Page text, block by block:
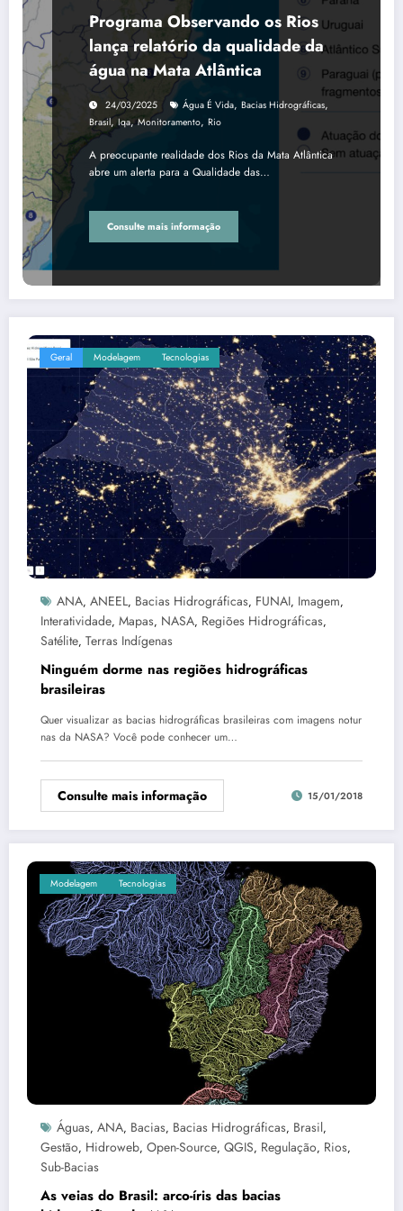
Programa Observando os Rios
lança relatório da qualidade da
água na Mata Atlântica
24/03/2025 Água É Vida, Bacias Hidrográficas,
Brasil,Iqa,Monitoramento, Rio
A preocupante realidade dos Rios da Mata Atlântica
abre um alerta para a Qualidade das…
Consulte mais informação
Geral Modelagem Tecnologias
ANA, ANEEL, Bacias Hidrográficas, FUNAI, Imagem,
Interatividade, Mapas, NASA, Regiões Hidrográficas,
Satélite, Terras Indígenas
Ninguém dorme nas regiões hidrográficas
brasileiras
Quer visualizar as bacias hidrográficas brasileiras com imagens notur
nas da NASA? Você pode conhecer um…
Consulte mais informação 15/01/2018
Modelagem Tecnologias
Águas, ANA, Bacias, Bacias Hidrográficas, Brasil,
Gestão, Hidroweb, Open-Source, QGIS, Regulação, Rios,
Sub-Bacias
As veias do Brasil: arco-íris das bacias